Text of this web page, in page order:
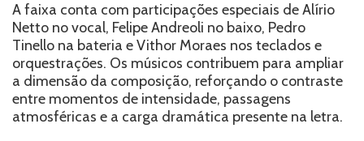
A faixa conta com participações especiais de Alírio
Netto no vocal, Felipe Andreoli no baixo, Pedro
Tinello na bateria e Vithor Moraes nos teclados e
orquestrações. Os músicos contribuem para ampliar
a dimensão da composição, reforçando o contraste
entre momentos de intensidade, passagens
atmosféricas e a carga dramática presente na letra.